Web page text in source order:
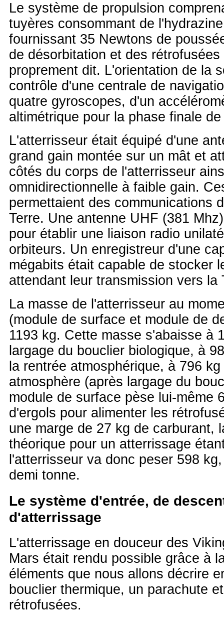
Le système de propulsion
tuyères consommant de
fournissant 35 Newtons de
de désorbitation et des
proprement dit. L'orientation de la
contrôle d'une centrale de
quatre gyroscopes, d'un
altimétrique pour la phase finale
L'atterrisseur était équipé d'une
grand gain montée sur un mât et
côtés du corps de l'atterrisseur
omnidirectionnelle à faible gain.
permettaient des communications
Terre. Une antenne UHF (381
pour établir une liaison radio
orbiteurs. Un enregistreur d'une
mégabits était capable de stocker
attendant leur transmission vers la
La masse de l'atterrisseur au
(module de surface et module de
1193 kg. Cette masse s'abaisse à
largage du bouclier biologique, à
la rentrée atmosphérique, à 796
atmosphère (après largage du
module de surface pèse lui-même
d'ergols pour alimenter les
une marge de 27 kg de carburant,
théorique pour un atterrissage
l'atterrisseur va donc peser 598
demi tonne.
Le système d'entrée, de
d'atterrissage
L'atterrissage en douceur des
Mars était rendu possible grâce à
éléments que nous allons décrire
bouclier thermique, un parachute
rétrofusées.